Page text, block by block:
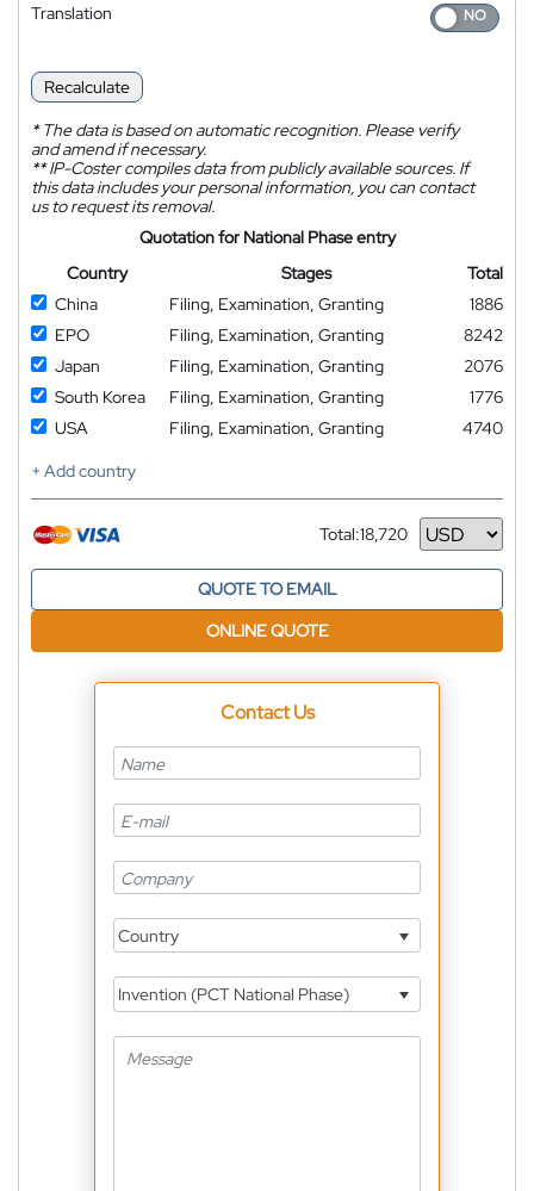
Translation
Recalculate
*The data is based on automatic recognition. Please verify
and amend if necessary.
**IP-Coster compiles data from publicly available sources. If
this data includes your personal information, you can contact
us to request its removal.
Quotation for National Phase entry
Country
Stages
Total
China
Filing, Examination, Granting
1886
EPO
Filing, Examination, Granting
8242
Japan
Filing, Examination, Granting
2076
South Korea
Filing, Examination, Granting
1776
USA
Filing, Examination, Granting
4740
+ Add country
Total:18,720
Currency
QUOTE TO EMAIL
ONLINE QUOTE
Contact Us
Country
Invention (PCT National Phase)